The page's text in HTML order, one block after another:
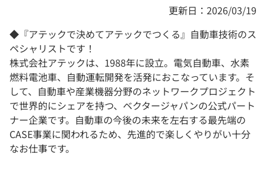
更新日：2026/03/19
◆『アテックで決めてアテックでつくる』自動車技術のス
ペシャリストです！
株式会社アテックは、1988年に設立。電気自動車、水素
燃料電池車、自動運転開発を活発におこなっています。そ
して、自動車や産業機器分野のネットワークプロジェクト
で世界的にシェアを持つ、ベクタージャパンの公式パート
ナー企業です。自動車の今後の未来を左右する最先端の
CASE事業に関われるため、先進的で楽しくやりがい十分
なお仕事です。